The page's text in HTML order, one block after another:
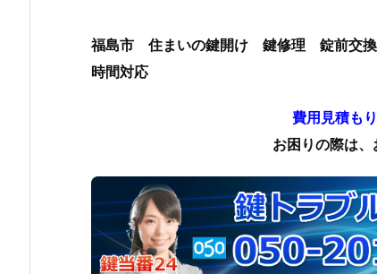
福島市 住まいの鍵開け 鍵修理 錠前交換
時間対応
費用見積も
お困りの際は